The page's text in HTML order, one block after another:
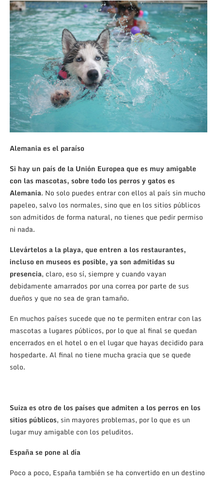
Alemania es el paraíso
Si hay un país de la Unión Europea que es muy amigable
con las mascotas, sobre todo los perros y gatos es
Alemania. No solo puedes entrar con ellos al país sin mucho
papeleo, salvo los normales, sino que en los sitios públicos
son admitidos de forma natural, no tienes que pedir permiso
ni nada.
Llevártelos a la playa, que entren a los restaurantes,
incluso en museos es posible, ya son admitidas su
presencia, claro, eso sí, siempre y cuando vayan
debidamente amarrados por una correa por parte de sus
dueños y que no sea de gran tamaño.
En muchos países sucede que no te permiten entrar con las
mascotas a lugares públicos, por lo que al final se quedan
encerrados en el hotel o en el lugar que hayas decidido para
hospedarte. Al final no tiene mucha gracia que se quede
solo.
Suiza es otro de los países que admiten a los perros en los
sitios públicos, sin mayores problemas, por lo que es un
lugar muy amigable con los peluditos.
España se pone al día
Poco a poco, España también se ha convertido en un destino